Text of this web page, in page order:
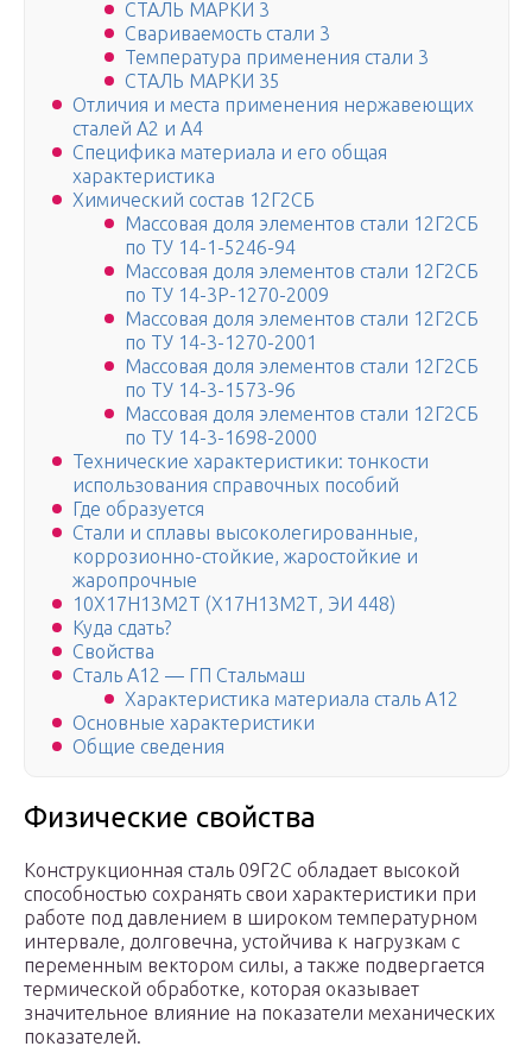
СТАЛЬ МАРКИ 3
Свариваемость стали 3
Температура применения стали 3
СТАЛЬ МАРКИ 35
Отличия и места применения нержавеющих
сталей А2 и А4
Специфика материала и его общая
характеристика
Химический состав 12Г2СБ
Массовая доля элементов стали 12Г2СБ
по ТУ 14-1-5246-94
Массовая доля элементов стали 12Г2СБ
по ТУ 14-3Р-1270-2009
Массовая доля элементов стали 12Г2СБ
по ТУ 14-3-1270-2001
Массовая доля элементов стали 12Г2СБ
по ТУ 14-3-1573-96
Массовая доля элементов стали 12Г2СБ
по ТУ 14-3-1698-2000
Технические характеристики: тонкости
использования справочных пособий
Где образуется
Стали и сплавы высоколегированные,
коррозионно-стойкие, жаростойкие и
жаропрочные
10Х17Н13М2Т (Х17Н13М2Т, ЭИ 448)
Куда сдать?
Свойства
Cталь А12 — ГП Стальмаш
Характеристика материала сталь А12
Основные характеристики
Общие сведения
Физические свойства
Конструкционная сталь 09Г2С обладает высокой
способностью сохранять свои характеристики при
работе под давлением в широком температурном
интервале, долговечна, устойчива к нагрузкам с
переменным вектором силы, а также подвергается
термической обработке, которая оказывает
значительное влияние на показатели механических
показателей.